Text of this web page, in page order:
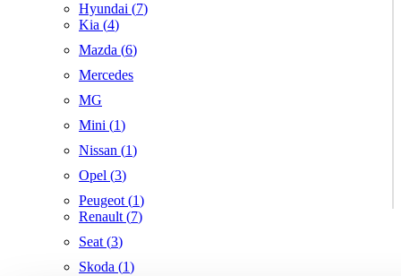
Hyundai (7)
Kia (4)
Mazda (6)
Mercedes
MG
Mini (1)
Nissan (1)
Opel (3)
Peugeot (1)
Renault (7)
Seat (3)
Skoda (1)